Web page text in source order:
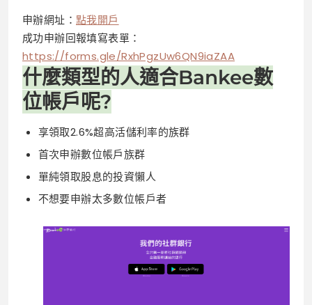
申辦網址： 點我開戶
成功申辦回報填寫表單：
https://forms.gle/RxhPgzUw6QN9iaZAA
什麼類型的人適合Bankee數
位帳戶呢?
享領取2.6%超高活儲利率的族群
首次申辦數位帳戶族群
單純領取股息的投資懶人
不想要申辦太多數位帳戶者